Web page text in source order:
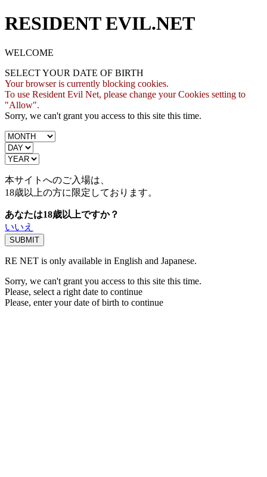
RESIDENT EVIL.NET
WELCOME
SELECT YOUR DATE OF BIRTH
Your browser is currently blocking cookies.
To use Resident Evil Net, please change your Cookies setting to
"Allow".
Sorry, we can't grant you access to this site this time.
本サイトへのご入場は、
18歳以上の方に限定しております。
あなたは18歳以上ですか？
いいえ
RE NET is only available in English and Japanese.
Sorry, we can't grant you access to this site this time.
Please, select a right date to continue
Please, enter your date of birth to continue